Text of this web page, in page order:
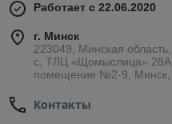
Работает с 22.06.2020
г. Минск
223049, Минская
с, ТЛЦ «Щомыслица»
помещение №2-9, Минск,
Контакты